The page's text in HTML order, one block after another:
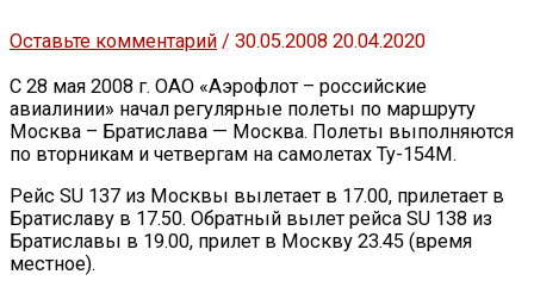
Оставьте комментарий / 30.05.2008 20.04.2020
С 28 мая 2008 г. ОАО «Аэрофлот – российские
авиалинии» начал регулярные полеты по маршруту
Москва – Братислава — Москва. Полеты выполняются
по вторникам и четвергам на самолетах Ту-154М.
Рейс SU 137 из Москвы вылетает в 17.00, прилетает в
Братиславу в 17.50. Обратный вылет рейса SU 138 из
Братиславы в 19.00, прилет в Москву 23.45 (время
местное).